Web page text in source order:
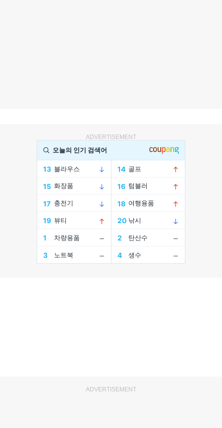
ADVERTISEMENT
ADVERTISEMENT